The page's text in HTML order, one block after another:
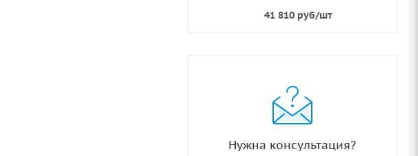
41 810 руб/шт
Нужна консультация?